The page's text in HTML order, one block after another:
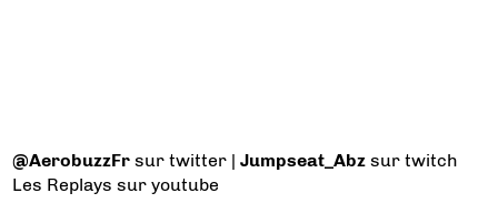
@AerobuzzFr sur twitter |Jumpseat_Abz sur twitch
Les Replays sur youtube